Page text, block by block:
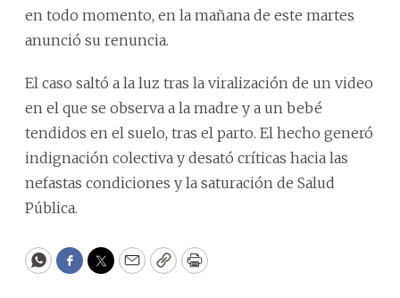
en todo momento, en la mañana de este martes
anunció su renuncia.
El caso saltó a la luz tras la viralización de un video
en el que se observa a la madre y a un bebé
tendidos en el suelo, tras el parto. El hecho generó
indignación colectiva y desató críticas hacia las
nefastas condiciones y la saturación de Salud
Pública.
WhatsApp
Facebook
Twitter
EmailCopyPrint